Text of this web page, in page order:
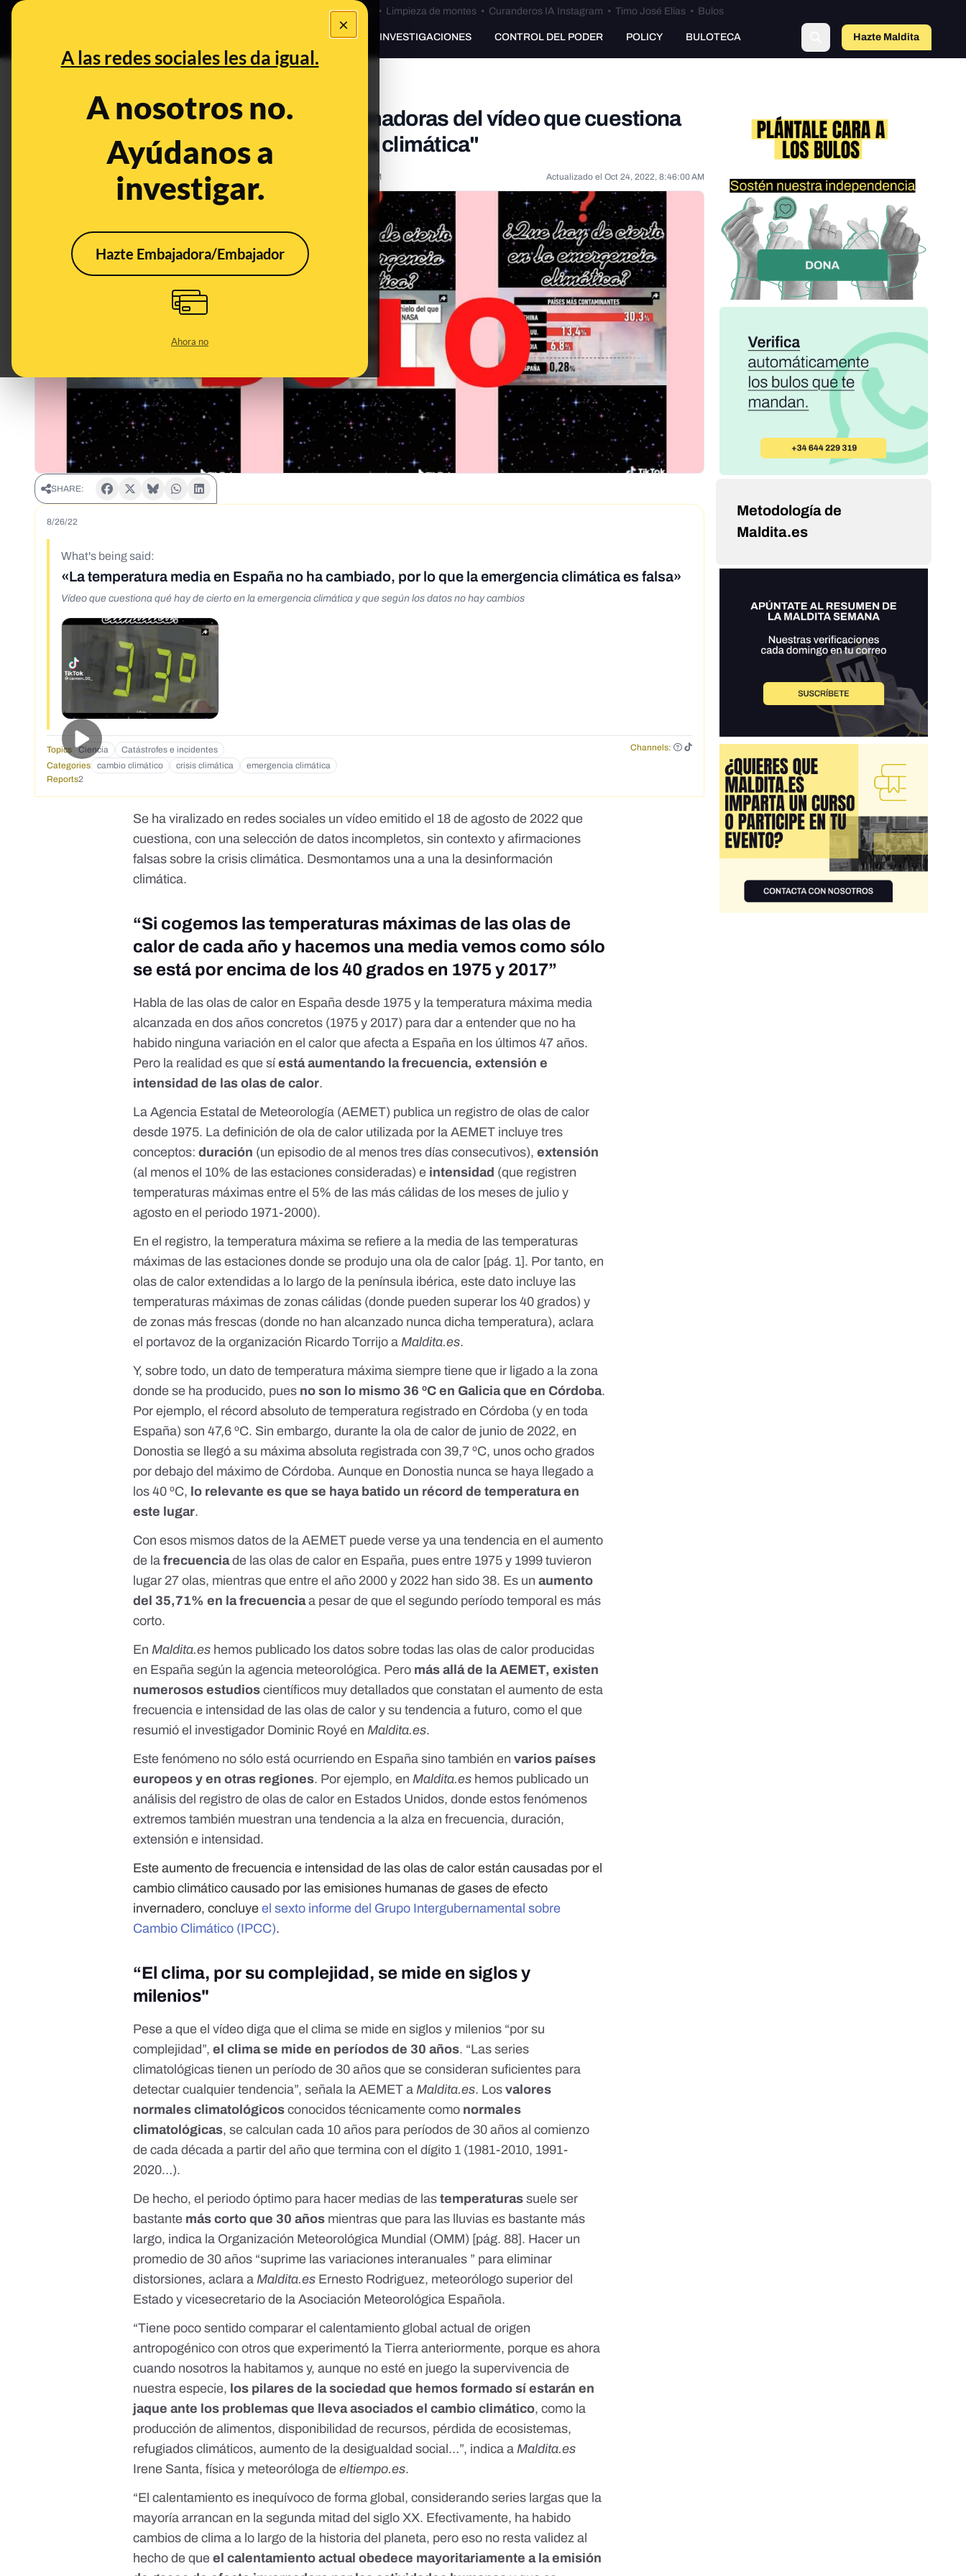
×
A las redes sociales les da igual.
A nosotros no.
Ayúdanos a
investigar.
Hazte Embajadora/Embajador
Ahora no
Bulos Ceuta • Limpieza de montes• Curanderos IA Instagram • Timo José Elías• Bulos
PREBUNKING INVESTIGACIONES CONTROL DEL PODER POLICY BULOTECA Hazte Maldito
Las afirmaciones falsas y desinformadoras del vídeo que cuestiona
"qué hay de cierto en la emergencia climática"
Aug 26, 2022, 7:06:00 PM Actualizado el Oct 24, 2022, 8:46:00 AM
SHARE:
8/26/22
What's being said:
«La temperatura media en España no ha cambiado, por lo que la emergencia climática es falsa»
Vídeo que cuestiona qué hay de cierto en la emergencia climática y que según los datos no hay cambios
Topics Ciencia Catástrofes e incidentes
Channels:
Categories
cambio climático crisis climática
emergencia climática
Reports2
Se ha viralizado en redes sociales unvídeo emitido el 18 de agosto de 2022 que
cuestiona, con una selección de datos incompletos, sin contexto y afirmaciones
falsas sobre la crisis climática. Desmontamos una a una ladesinformación
climática.
“Si cogemos las temperaturas máximas de las olas de
calor de cada año y hacemos una media vemos como sólo
se está por encima de los 40 grados en 1975 y 2017”
Habla de las olas de calor en España desde 1975 y la temperatura máxima media
alcanzada en dos años concretos (1975 y 2017) para dar a entender que no ha
habido ninguna variación en el calor que afecta a España en los últimos 47 años.
Pero la realidad es que síestá aumentando la frecuencia, extensión e
intensidad de las olas de calor.
La Agencia Estatal de Meteorología (AEMET) publica un registro de olas de calor
desde 1975. Ladefinición de ola de calor utilizada por la AEMET incluye tres
conceptos:duración (un episodio de al menos tres días consecutivos),extensión
(al menos el 10% de las estaciones consideradas) e intensidad (que registren
temperaturas máximas entre el 5% de las más cálidas de los meses de julio y
agosto en el periodo 1971-2000).
En el registro, la temperatura máxima se refiere a la media de las temperaturas
máximas de las estaciones donde se produjo una ola de calor [pág. 1]. Por tanto, en
olas de calor extendidas a lo largo de la península ibérica, este dato incluye las
temperaturas máximas de zonas cálidas (donde pueden superar los 40 grados) y
de zonas más frescas (donde no han alcanzado nunca dicha temperatura), aclara
el portavoz de la organización Ricardo Torrijo aMaldita.es.
Y, sobre todo, un dato de temperatura máxima siempre tiene que ir ligado a la zona
donde se ha producido, pues no son lo mismo 36 ºC en Galicia que en Córdoba.
Por ejemplo, el récord absoluto de temperatura registrado en Córdoba (y en toda
España) son47,6 ºC. Sin embargo, durante laola de calor de junio de 2022, en
Donostiase llegó a su máxima absoluta registrada con 39,7 ºC, unos ocho grados
por debajo del máximo de Córdoba. Aunque en Donostia nunca se haya llegado a
los 40 ºC, lo relevante es que se haya batido un récord de temperatura en
este lugar.
Con esos mismos datos de la AEMET puede verse ya una tendencia en el aumento
de lafrecuenciade las olas de calor en España, pues entre 1975 y 1999 tuvieron
lugar 27 olas, mientras que entre el año 2000 y 2022 han sido 38. Es unaumento
del 35,71% en la frecuenciaa pesar de que el segundo período temporal es más
corto.
EnMaldita.es hemos publicado losdatos sobre todas las olas de calor producidas
en España según la agencia meteorológica. Pero más allá de la AEMET, existen
numerosos estudios científicos muy detallados que constatan elaumento de esta
frecuencia e intensidad de las olas de calor y su tendencia a futuro, como el que
resumió el investigador Dominic Royé enMaldita.es.
Este fenómeno no sólo está ocurriendo en España sino también envarios países
europeos y en otras regiones. Por ejemplo, enMaldita.es hemos publicado un
análisis del registro deolas de calor en Estados Unidos, donde estos fenómenos
extremos también muestran una tendencia a la alza en frecuencia, duración,
extensión e intensidad.
Este aumento de frecuencia e intensidad de las olas de calor están causadas por el
cambio climático causado por las emisiones humanas de gases de efecto
invernadero, concluyeel sexto informe del Grupo Intergubernamental sobre
Cambio Climático (IPCC).
“El clima, por su complejidad, se mide en siglos y
milenios"
Pese a que el vídeo diga que el clima se mide en siglos y milenios “por su
complejidad”,el clima se mide en períodos de 30 años. “Las series
climatológicas tienen un período de 30 años que se consideran suficientes para
detectar cualquier tendencia”, señala la AEMET aMaldita.es. Losvalores
normales climatológicos conocidos técnicamente como normales
climatológicas, se calculan cada 10 años para períodos de 30 años al comienzo
de cada década a partir del año que termina con el dígito 1 (1981-2010, 1991-
2020…).
De hecho, el periodo óptimo para hacer medias de lastemperaturassuele ser
bastante más corto que 30 años mientras que para las lluvias es bastante más
largo, indica la Organización Meteorológica Mundial (OMM) [pág. 88]. Hacer un
promedio de 30 años “suprime las variaciones interanuales ” para eliminar
distorsiones, aclara aMaldita.es Ernesto Rodriguez, meteorólogo superior del
Estado y vicesecretario de laAsociación Meteorológica Española.
“Tiene poco sentido comparar el calentamiento global actual de origen
antropogénico con otros que experimentó la Tierra anteriormente, porque es ahora
cuando nosotros la habitamos y, aunque no esté en juego la supervivencia de
nuestra especie, los pilares de la sociedad que hemos formado sí estarán en
jaque ante los problemas que lleva asociados el cambio climático, como la
producción de alimentos, disponibilidad de recursos, pérdida de ecosistemas,
refugiados climáticos, aumento de la desigualdad social…”, indica aMaldita.es
Irene Santa, física y meteoróloga deeltiempo.es.
“El calentamiento es inequívoco de forma global, considerando series largas que la
mayoría arrancan en la segunda mitad del siglo XX. Efectivamente, ha habido
cambios de clima a lo largo de la historia del planeta, pero eso no resta validez al
hecho de que el calentamiento actual obedece mayoritariamente a la emisión
Metodología de
Maldita.es